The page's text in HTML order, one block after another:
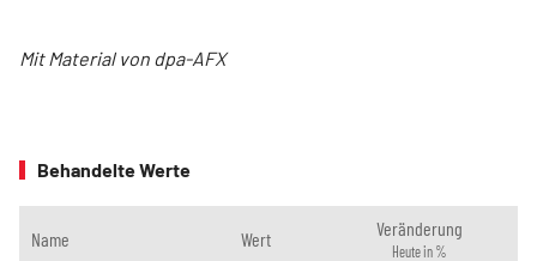
Mit Material von dpa-AFX
Behandelte Werte
Name Wert Veränderung
Heute in %